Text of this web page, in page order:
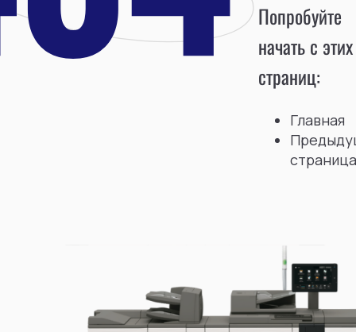
Попробуйте
начать с этих
страниц:
Главная
страница